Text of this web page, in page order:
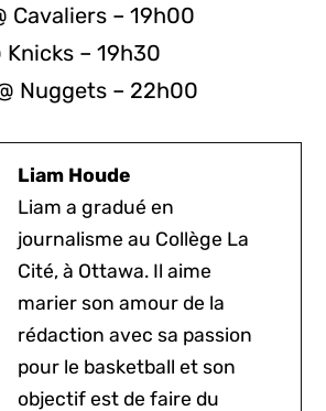
Cavaliers – 19h00
Knicks – 19h30
Nuggets – 22h00
Liam Houde
Liam a gradué en
journalisme au Collège La
Cité, à Ottawa. Il aime
marier son amour de la
rédaction avec sa passion
pour le basketball et son
objectif est de faire du